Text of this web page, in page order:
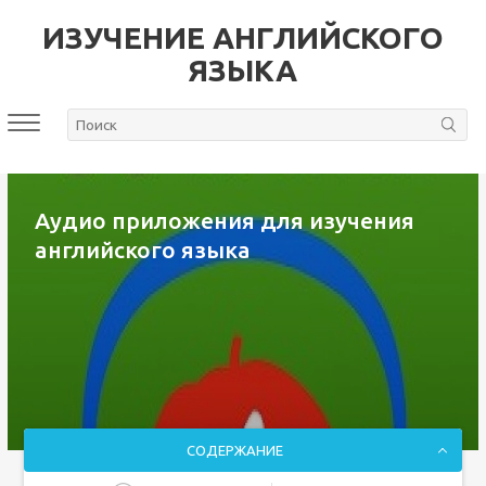
ИЗУЧЕНИЕ АНГЛИЙСКОГО
ЯЗЫКА
Аудио приложения для изучения
английского языка
СОДЕРЖАНИЕ